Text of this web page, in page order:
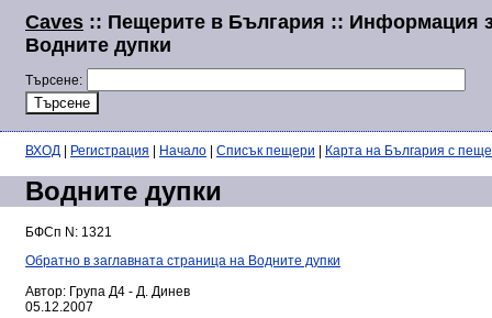
Caves :: Пещерите в България :: Информация
Водните дупки
Търсене:
ВХОД Регистрация Начало Списък пещери Карта на България с
Водните дупки
БФСп N: 1321
Обратно в заглавната страница на Водните дупки
Автор: Група Д4 - Д. Динев
05.12.2007